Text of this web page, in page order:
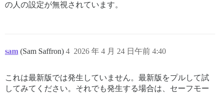
の人の設定が無視されています。
sam (Sam Saffron) 2026 年 4 月 24 日午前 4:40
4
これは最新版では発生していません。最新版をプルして試
してみてください。それでも発生する場合は、セーフモー